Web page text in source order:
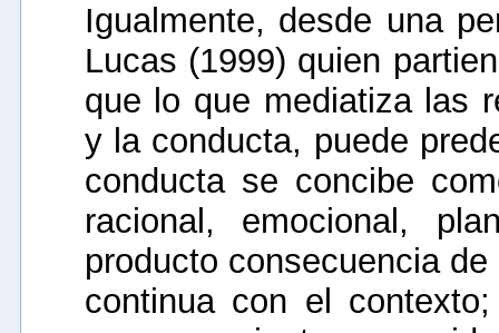
Igualmente, desde una
Lucas (1999) quien
que lo que mediatiza las
y la conducta, puede
conducta se concibe
racional, emocional,
producto consecuencia
continua con el